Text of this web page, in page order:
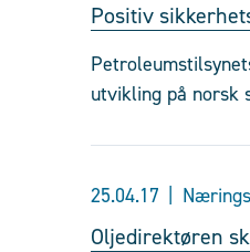
Positiv
utvikling på norsk
25.04.17
Oljedirektøren